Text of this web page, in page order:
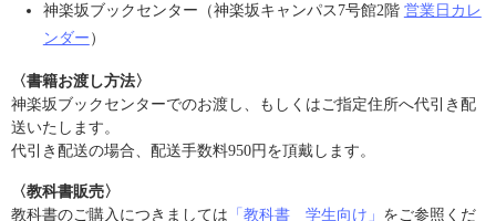
神楽坂ブックセンター（神楽坂キャンパス7号館2階 営業日カレ
ンダー）
〈書籍お渡し方法〉
神楽坂ブックセンターでのお渡し、もしくはご指定住所へ代引き配
送いたします。
代引き配送の場合、配送手数料950円を頂戴します。
〈教科書販売〉
教科書のご購入につきましては 「教科書 学生向け」 をご参照くだ